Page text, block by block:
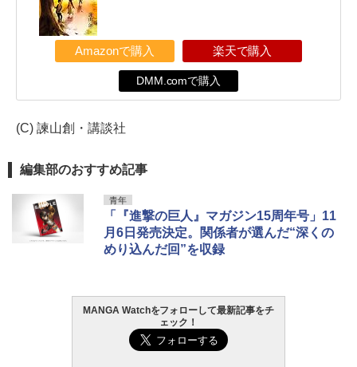
Amazonで購入 楽天で購入
DMM.comで購入
(C) 諫山創・講談社
編集部のおすすめ記事
青年
「『進撃の巨人』マガジン15周年号」11
月6日発売決定。関係者が選んだ“深くの
めり込んだ回”を収録
MANGA Watchをフォローして最新記事をチ
ェック！